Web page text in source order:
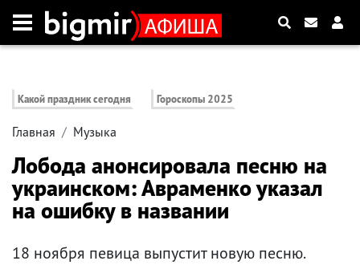
Какой праздник сегодня Гороскопы 2025
Главная Музыка
Лобода анонсировала песню на
украинском: Авраменко указал
на ошибку в названии
18 ноября певица выпустит новую песню.